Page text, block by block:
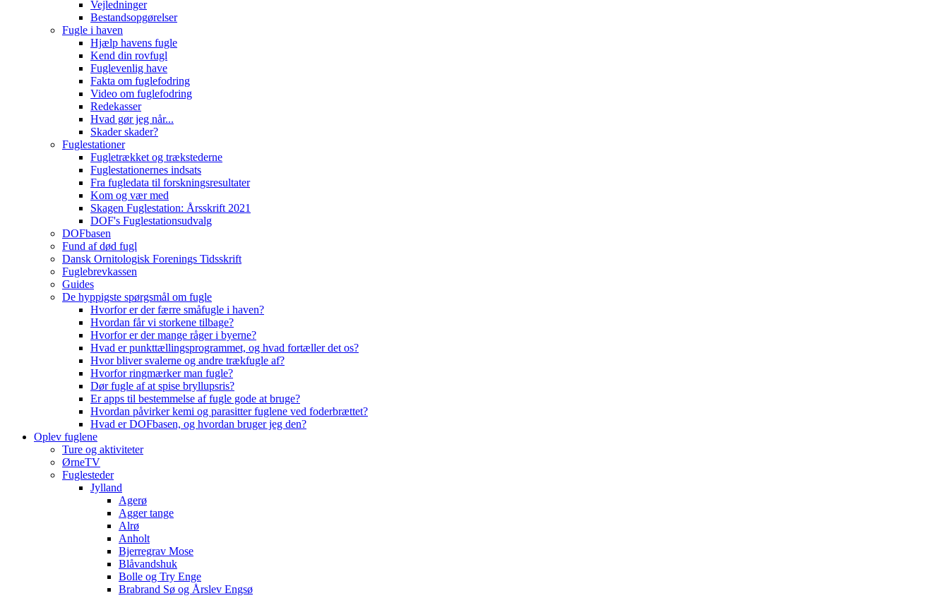
Vejledninger
Bestandsopgørelser
Fugle i haven
Hjælp havens fugle
Kend din rovfugl
Fuglevenlig have
Fakta om fuglefodring
Video om fuglefodring
Redekasser
Hvad gør jeg når...
Skader skader?
Fuglestationer
Fugletrækket og trækstederne
Fuglestationernes indsats
Fra fugledata til forskningsresultater
Kom og vær med
Skagen Fuglestation: Årsskrift 2021
DOF's Fuglestationsudvalg
DOFbasen
Fund af død fugl
Dansk Ornitologisk Forenings Tidsskrift
Fuglebrevkassen
Guides
De hyppigste spørgsmål om fugle
Hvorfor er der færre småfugle i haven?
Hvordan får vi storkene tilbage?
Hvorfor er der mange råger i byerne?
Hvad er punkttællingsprogrammet, og hvad fortæller det os?
Hvor bliver svalerne og andre trækfugle af?
Hvorfor ringmærker man fugle?
Dør fugle af at spise bryllupsris?
Er apps til bestemmelse af fugle gode at bruge?
Hvordan påvirker kemi og parasitter fuglene ved foderbrættet?
Hvad er DOFbasen, og hvordan bruger jeg den?
Oplev fuglene
Ture og aktiviteter
ØrneTV
Fuglesteder
Jylland
Agerø
Agger tange
Alrø
Anholt
Bjerregrav Mose
Blåvandshuk
Bolle og Try Enge
Brabrand Sø og Årslev Engsø